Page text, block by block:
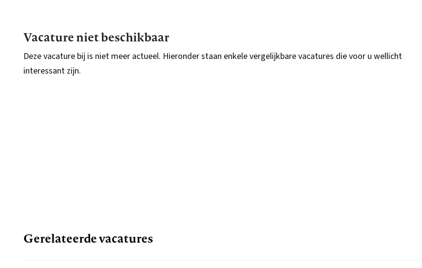
Vacature niet beschikbaar
Deze vacature bij is niet meer actueel. Hieronder staan enkele vergelijkbare vacatures die voor u wellicht
interessant zijn.
Gerelateerde vacatures